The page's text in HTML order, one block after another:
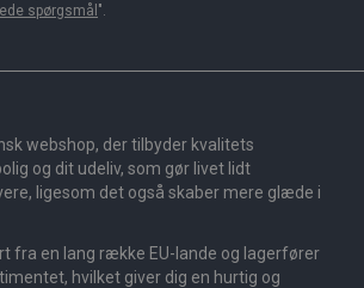
spørgsmål ".
webshop, der tilbyder kvalitets
og dit udeliv, som gør livet lidt
ligesom det også skaber mere glæde i
fra en lang række EU-lande og lagerfører
hvilket giver dig en hurtig og